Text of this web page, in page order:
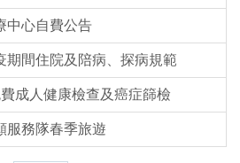
中心自費公告
期間住院及陪病、探病規範
成人健康檢查及癌症篩檢
服務隊春季旅遊